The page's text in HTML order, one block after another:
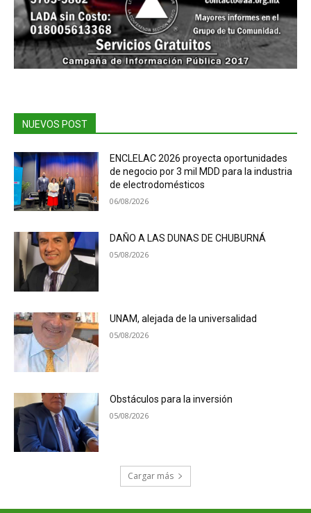
NUEVOS POST
ENCLELAC 2026 proyecta oportunidades
de negocio por 3 mil MDD para la industria
de electrodomésticos
06/08/2026
DAÑO A LAS DUNAS DE CHUBURNÁ
05/08/2026
UNAM, alejada de la universalidad
05/08/2026
Obstáculos para la inversión
05/08/2026
Cargar más